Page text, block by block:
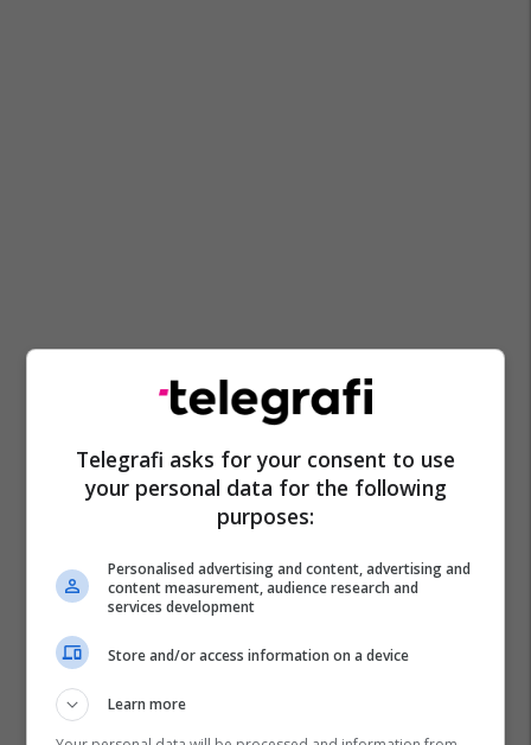
Telegrafi asks for your consent to use
your personal data for the following
purposes:
Personalised advertising and content, advertising and
content measurement, audience research and
services development
Store and/or access information on a device
Learn more